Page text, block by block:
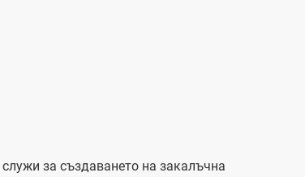
служи за създаването на закалъчна